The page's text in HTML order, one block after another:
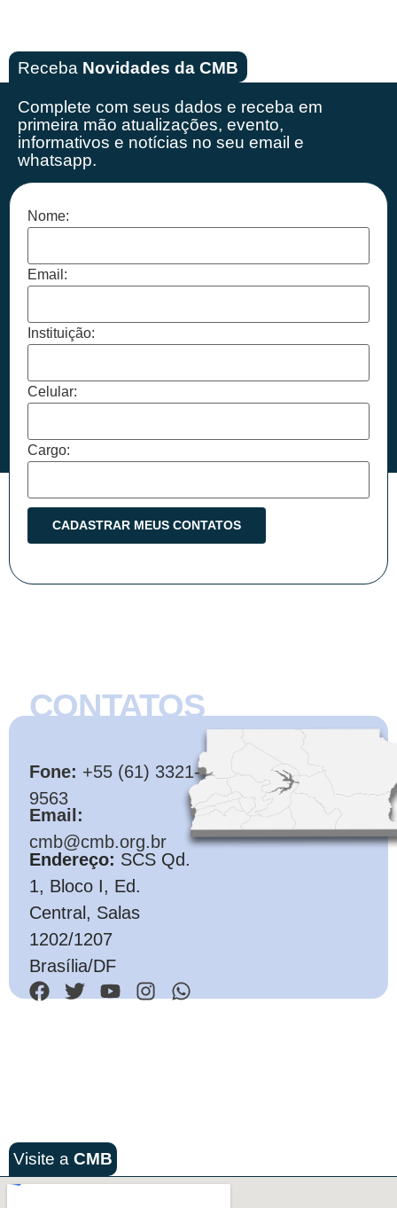
Receba Novidades da CMB
Complete com seus dados e receba em
primeira mão atualizações, evento,
informativos e notícias no seu email e
whatsapp.
Nome:
Email:
Instituição:
Celular:
Cargo:
CONTATOS
Fone: +55 (61) 3321-
9563
Email:
cmb@cmb.org.br
Endereço: SCS Qd.
1, Bloco I, Ed.
Central, Salas
1202/1207
Brasília/DF
Visite a CMB